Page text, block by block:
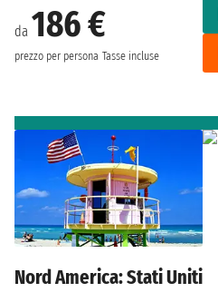
da 186 €
prezzo per persona Tasse incluse
Nord America: Stati Uniti